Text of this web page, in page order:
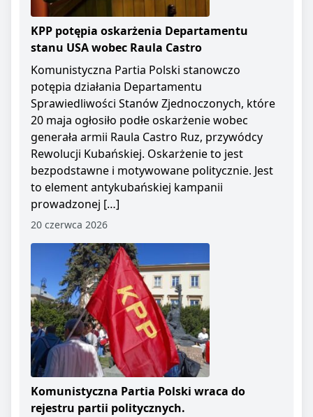
KPP potępia oskarżenia Departamentu
stanu USA wobec Raula Castro
Komunistyczna Partia Polski stanowczo
potępia działania Departamentu
Sprawiedliwości Stanów Zjednoczonych, które
20 maja ogłosiło podłe oskarżenie wobec
generała armii Raula Castro Ruz, przywódcy
Rewolucji Kubańskiej. Oskarżenie to jest
bezpodstawne i motywowane politycznie. Jest
to element antykubańskiej kampanii
prowadzonej […]
20 czerwca 2026
Komunistyczna Partia Polski wraca do
rejestru partii politycznych.